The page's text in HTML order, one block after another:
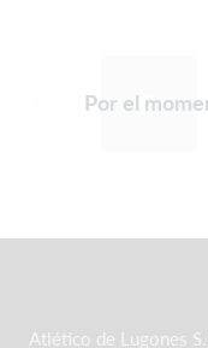
Por el
Atlético de Lugones